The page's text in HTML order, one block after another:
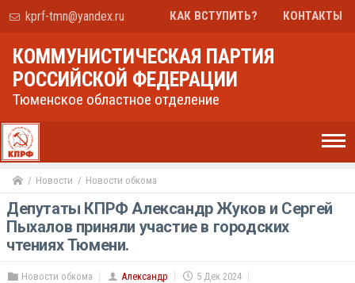
kprf-tmn@yandex.ru КАК ВСТУПИТЬ? КОНТАКТЫ
КОММУНИСТИЧЕСКАЯ ПАРТИЯ
РОССИЙСКОЙ ФЕДЕРАЦИИ
Тюменское областное отделение
Новости Новости обкома
Депутаты КПРФ Александр Жуков и Сергей
Пыхалов приняли участие в городских
чтениях Тюмени.
Новости обкома Александр
5 Дек 2024